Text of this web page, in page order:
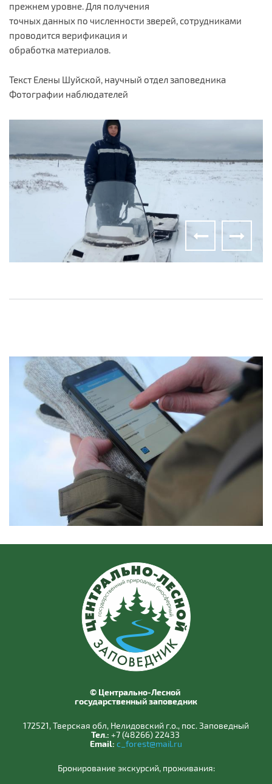
прежнем уровне. Для получения
точных данных по численности зверей, сотрудниками
проводится верификация и
обработка материалов.
Текст Елены Шуйской, научный отдел заповедника
Фотографии наблюдателей
© Центрально-Лесной
государственный заповедник
172521, Тверская обл, Нелидовский г.о., пос. Заповедный
Тел.: +7 (48266) 22433
Email: c_forest@mail.ru
Бронирование экскурсий, проживания: